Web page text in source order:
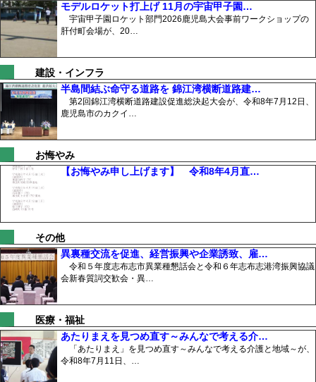
モデルロケット打上げ 11月の宇宙甲子園…
宇宙甲子園ロケット部門2026鹿児島大会事前ワークショップの
肝付町会場が、20…
建設・インフラ
半島間結ぶ命守る道路を 錦江湾横断道路建…
第2回錦江湾横断道路建設促進総決起大会が、令和8年7月12日、
鹿児島市のカクイ…
お悔やみ
【お悔やみ申し上げます】 令和8年4月直…
その他
異裏種交流を促進、経営振興や企業誘致、雇…
令和５年度志布志市異業種懇話会と令和６年志布志港湾振興協議
会新春質詞交歓会・異…
医療・福祉
あたりまえを見つめ直す～みんなで考える介…
「あたりまえ」を見つめ直す～みんなで考える介護と地域～が、
令和8年7月11日、…